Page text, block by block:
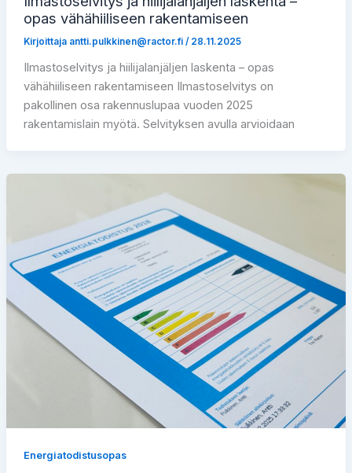
opas vähähiiliseen rakentamiseen
Kirjoittaja antti.pulkkinen@ractor.fi / 28.11.2025
Ilmastoselvitys ja hiilijalanjäljen laskenta – opas
vähähiiliseen rakentamiseen Ilmastoselvitys on
pakollinen osa rakennuslupaa vuoden 2025
rakentamislain myötä. Selvityksen avulla arvioidaan
Energiatodistusopas